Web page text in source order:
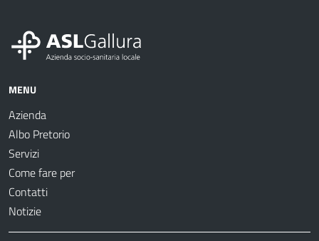
MENU
Azienda
Albo Pretorio
Servizi
Come fare per
Contatti
Notizie